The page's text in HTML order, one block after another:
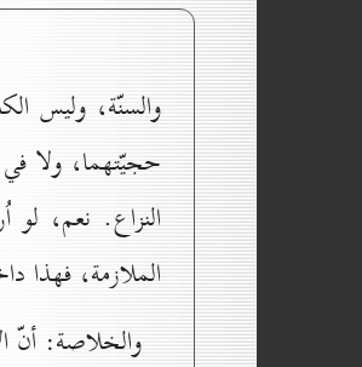
والسنّة، وليس
حجيّتهما، ولا
النزاع. نعم،
الملازمة، فهذا
والخلاصة: أنّ